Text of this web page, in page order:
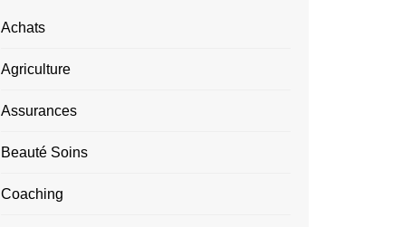
Achats
Agriculture
Assurances
Beauté Soins
Coaching